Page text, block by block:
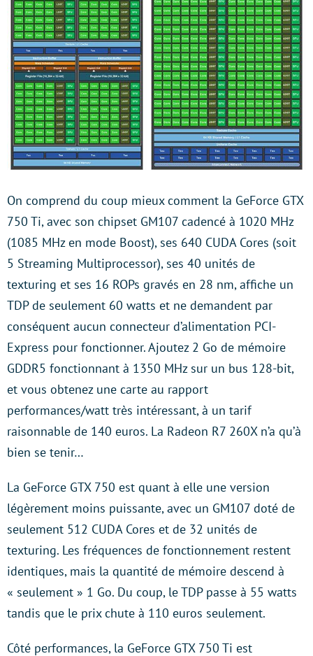
On comprend du coup mieux comment la GeForce GTX
750 Ti, avec son chipset GM107 cadencé à 1020 MHz
(1085 MHz en mode Boost), ses 640 CUDA Cores (soit
5 Streaming Multiprocessor), ses 40 unités de
texturing et ses 16 ROPs gravés en 28 nm, affiche un
TDP de seulement 60 watts et ne demandent par
conséquent aucun connecteur d’alimentation PCI-
Express pour fonctionner. Ajoutez 2 Go de mémoire
GDDR5 fonctionnant à 1350 MHz sur un bus 128-bit,
et vous obtenez une carte au rapport
performances/watt très intéressant, à un tarif
raisonnable de 140 euros. La Radeon R7 260X n’a qu’à
bien se tenir…
La GeForce GTX 750 est quant à elle une version
légèrement moins puissante, avec un GM107 doté de
seulement 512 CUDA Cores et de 32 unités de
texturing. Les fréquences de fonctionnement restent
identiques, mais la quantité de mémoire descend à
« seulement » 1 Go. Du coup, le TDP passe à 55 watts
tandis que le prix chute à 110 euros seulement.
Côté performances, la GeForce GTX 750 Ti est